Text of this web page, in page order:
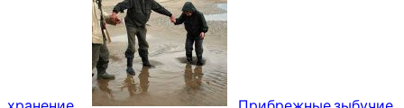
хранение Прибрежные зыбучие